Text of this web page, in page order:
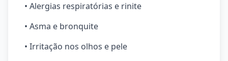
• Alergias respiratórias e rinite
• Asma e bronquite
• Irritação nos olhos e pele